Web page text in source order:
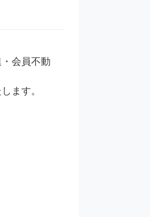
会員不動
ます。